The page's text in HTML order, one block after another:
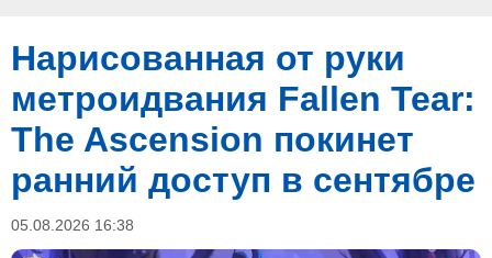
Нарисованная от руки
метроидвания Fallen Tear:
The Ascension покинет
ранний доступ в сентябре
05.08.2026 16:38